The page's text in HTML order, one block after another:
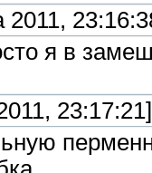
2011,
я в
23:17:21]